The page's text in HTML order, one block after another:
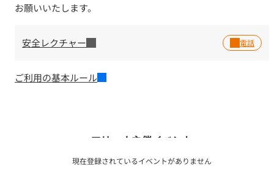
お願いいたします。
安全レクチャー
ご利用の基本ルール
マリーナ主催イベント
現在登録されているイベントがありません